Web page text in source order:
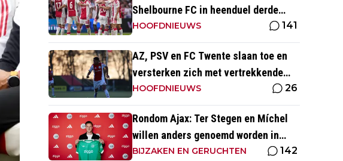
Shelbourne FC in heenduel derde
voorronde Conference League
HOOFDNIEUWS 141
AZ, PSV en FC Twente slaan toe en
versterken zich met vertrekkende
Ajax-talenten
HOOFDNIEUWS 26
Rondom Ajax: Ter Stegen en Míchel
willen anders genoemd worden in
media
BIJZAKEN EN GERUCHTEN 142